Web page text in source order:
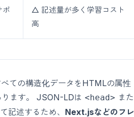
ポ
△ 記述量が多く学習コスト
高
ての構造化データをHTMLの属性
ります。 JSON-LDは <head> また
記述するため、 Next.jsなどのフレ